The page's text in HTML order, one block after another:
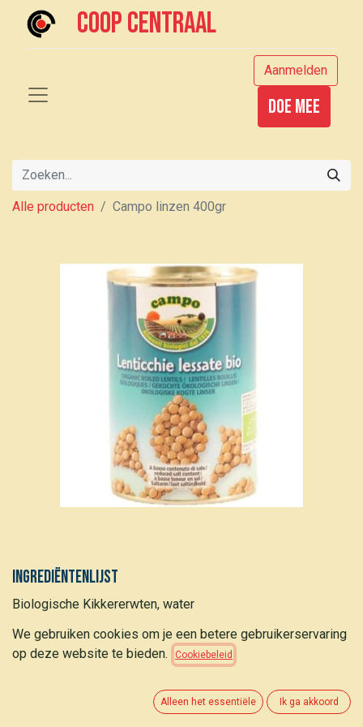
Coop centraal
Aanmelden
Doe mee
Alle producten Campo linzen 400gr
Ingrediëntenlijst
Biologische Kikkererwten, water
Beschrijving
Gedroogde peulvruchten, gerehydrateerd en gekookt in
We gebruiken cookies om je een betere gebruikerservaring
op deze website te bieden.
Cookiebeleid
Alleen het essentiële Ik ga akkoord